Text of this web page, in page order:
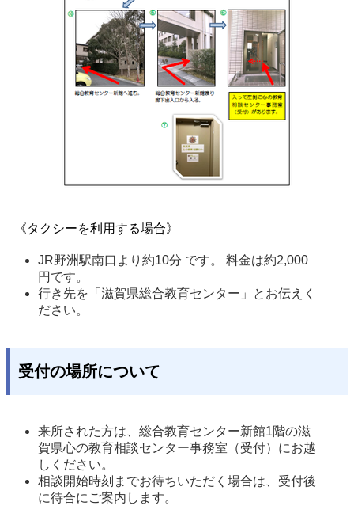
《タクシーを利用する場合》
JR野洲駅南口より約10分 です。 料金は約2,000
円です。
行き先を「滋賀県総合教育センター」とお伝えく
ださい。
受付の場所について
来所された方は、総合教育センター新館1階の滋
賀県心の教育相談センター事務室（受付）にお越
しください。
相談開始時刻までお待ちいただく場合は、受付後
に待合にご案内します。